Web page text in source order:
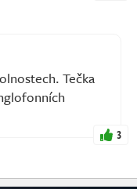
Tečka
3